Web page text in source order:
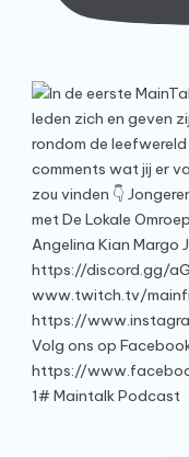
1# Maintalk Podcast